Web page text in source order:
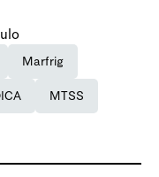
Marfrig
MTSS